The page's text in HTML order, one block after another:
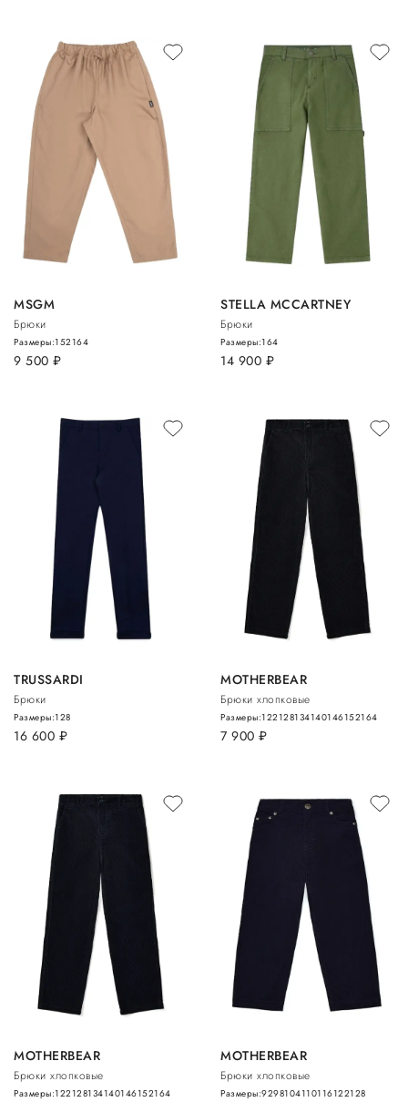
MSGM
Брюки
9 500 руб.
Размеры:152164
STELLA MCCARTNEY
Брюки
14 900 руб.
Размеры:164
TRUSSARDI
Брюки
16 600 руб.
Размеры:128
MOTHERBEAR
Брюки хлопковые
7 900 руб.
Размеры:122128134140146152164
MOTHERBEAR
Брюки хлопковые
Размеры:122128134140146152164
MOTHERBEAR
Брюки хлопковые
Размеры:9298104110116122128